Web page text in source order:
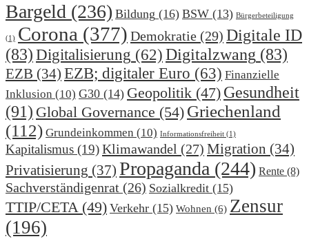
Bargeld (236) Bildung (16) BSW (13) Bürgerbeteiligung
(1) Corona (377) Demokratie (29) Digitale ID
(83) Digitalisierung (62) Digitalzwang (83)
EZB (34) EZB; digitaler Euro (63) Finanzielle
Inklusion (10) G30 (14) Geopolitik (47) Gesundheit
(91) Global Governance (54) Griechenland
(112) Grundeinkommen (10) Informationsfreiheit (1)
Kapitalismus (19)Klimawandel (27) Migration (34)
Privatisierung (37) Propaganda (244) Rente (8)
Sachverständigenrat (26) Sozialkredit (15)
TTIP/CETA(49) Verkehr (15) Wohnen (6) Zensur
(196)